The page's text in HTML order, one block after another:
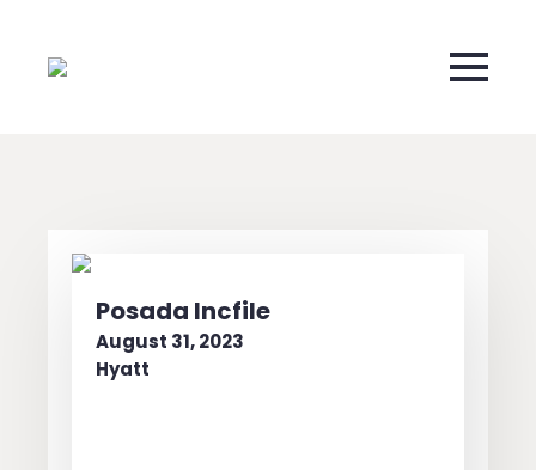
Posada Incfile
August 31, 2023
Hyatt